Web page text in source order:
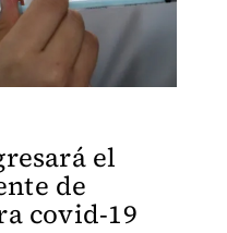
el
de
covid-19